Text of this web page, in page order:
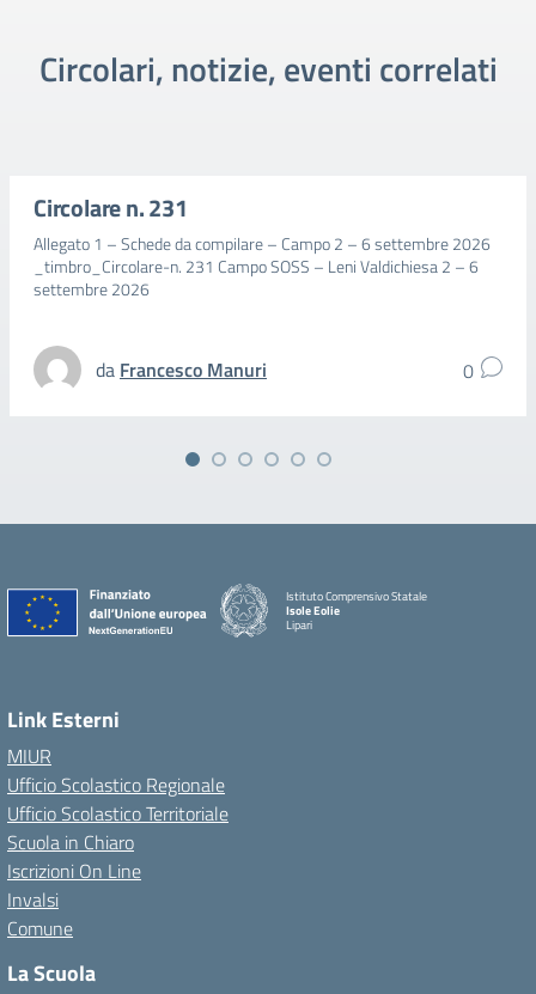
Circolari, notizie, eventi correlati
Circolare n. 231
Allegato 1 – Schede da compilare – Campo 2 – 6 settembre 2026
_timbro_Circolare-n. 231 Campo SOSS – Leni Valdichiesa 2 – 6
settembre 2026
da Francesco Manuri 0
Istituto Comprensivo Statale
Isole Eolie
Lipari
Link Esterni
MIUR
Ufficio Scolastico Regionale
Ufficio Scolastico Territoriale
Scuola in Chiaro
Iscrizioni On Line
Invalsi
Comune
La Scuola